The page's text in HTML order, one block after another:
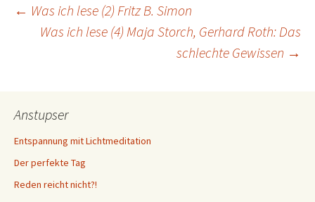
Beitragsnavigation
← Was ich lese (2) Fritz B. Simon
Was ich lese (4) Maja Storch, Gerhard Roth: Das
schlechte Gewissen →
Anstupser
Entspannung mit Lichtmeditation
Der perfekte Tag
Reden reicht nicht?!